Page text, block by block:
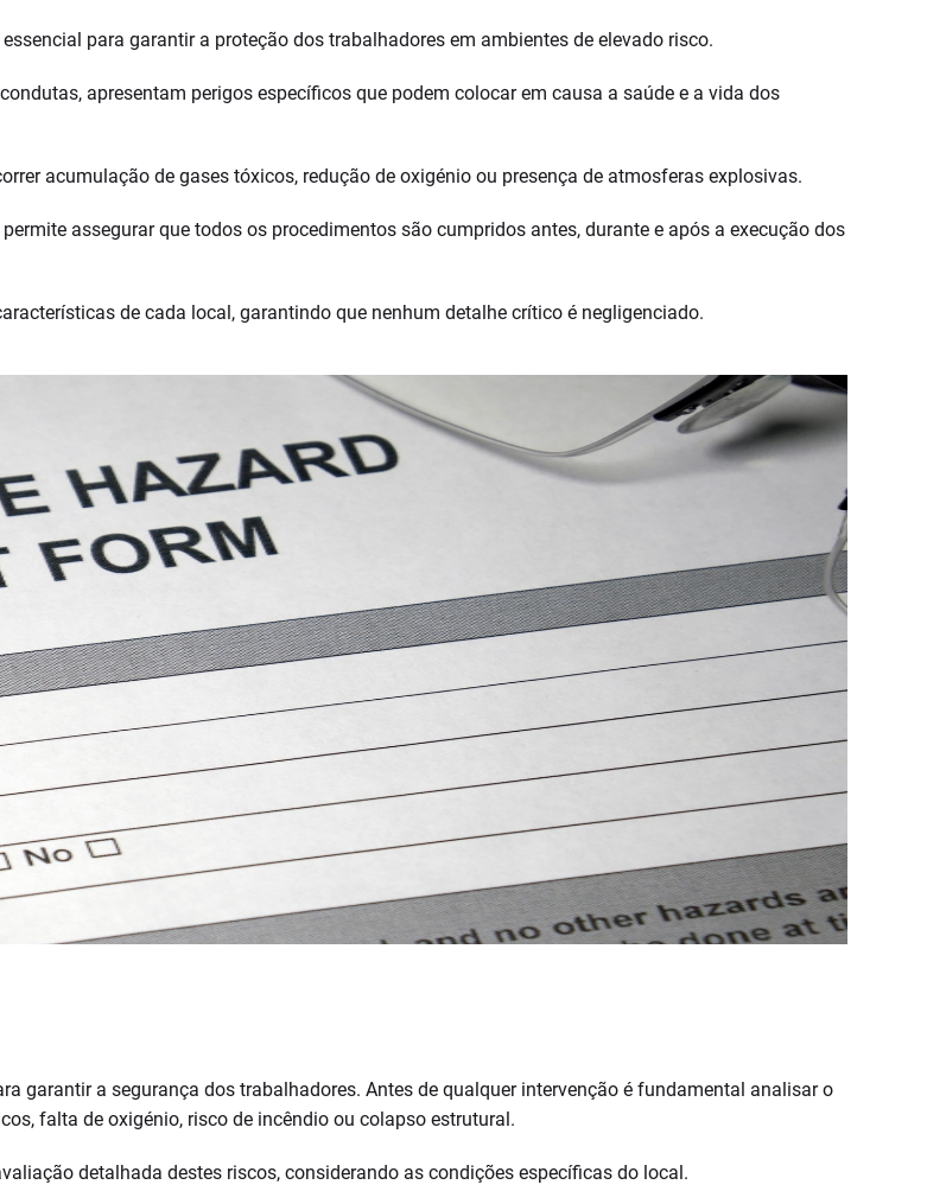
para garantir a proteção dos trabalhadores em ambientes de elevado risco.
apresentam perigos específicos que podem colocar em causa a saúde e a vida dos
acumulação de gases tóxicos, redução de oxigénio ou presença de atmosferas explosivas.
permite assegurar que todos os procedimentos são cumpridos antes, durante e após a execução dos
de cada local, garantindo que nenhum detalhe crítico é negligenciado.
garantir a segurança dos trabalhadores. Antes de qualquer intervenção é fundamental analisar o
falta de oxigénio, risco de incêndio ou colapso estrutural.
detalhada destes riscos, considerando as condições específicas do local.